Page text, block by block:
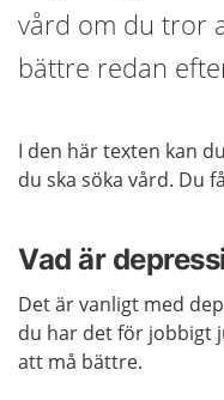
vård om du tror
bättre redan
I den här texten kan
du ska söka vård. Du
Vad är
Det är vanligt med
du har det för jobbigt
att må bättre.